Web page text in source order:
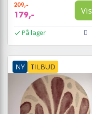
209,-
179,- Vis
På lager
NY TILBUD